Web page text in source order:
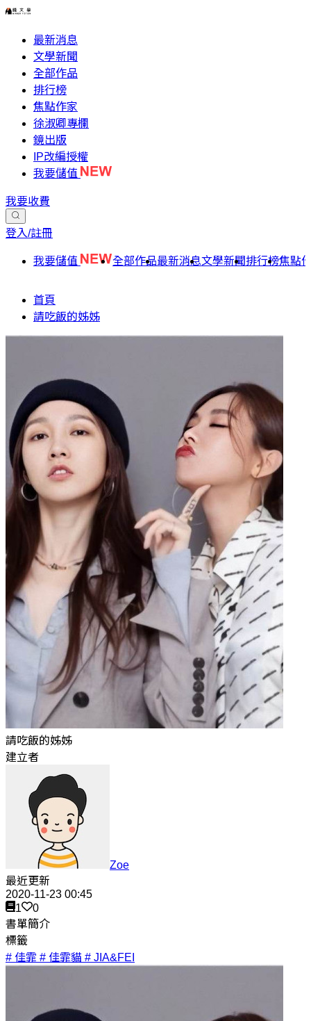
最新消息
文學新聞
全部作品
排行榜
焦點作家
徐淑卿專欄
鏡出版
IP改編授權
我要儲值
我要收費
登入/註冊
我要儲值 全部作品最新消息文學新聞排行榜焦點
首頁
請吃飯的姊姊
請吃飯的姊姊
建立者
Zoe
最近更新
2020-11-23 00:45
1
0
書單簡介
標籤
# 佳霏 # 佳霏貓 # JIA&FEI